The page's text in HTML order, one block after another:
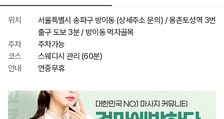
위치
서울특별시 송파구 방이동 (상세주소 문의) / 몽촌토성역 3번
출구 도보 3분 / 방이동 먹자골목
주차
주차가능
코스
스웨디시 관리 (60분)
안내
연중무휴